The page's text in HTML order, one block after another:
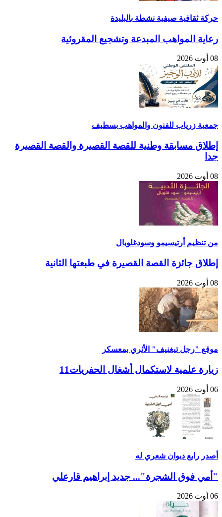
حركة ثقافية صيفية نشطة بالبليدة
رعاية المواهب المبدعة وتشجيع المقروئية
08 أوت 2026
جمعية زرياب للفنون والمواهب بسطيف
إطلاق مسابقة وطنية للقصة القصيرة والقصة القصيرة
جدا
08 أوت 2026
من تنظيم أرتيسيمو وسودغلوبال
إطلاق جائزة القصة القصيرة في طبعتها الثانية
08 أوت 2026
موقع "رجل تيغنيف" الأثري بمعسكر
زيارة علمية لاستكمال أشغال الحفريات11
06 أوت 2026
أصدر رابع ديوان شعري له
"أمي فوق الشجرة"... جديد إبراهيم قارعلي
06 أوت 2026